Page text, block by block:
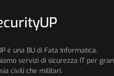
è una BU di Fata Informatica.
servizi di sicurezza IT per
civili che militari.